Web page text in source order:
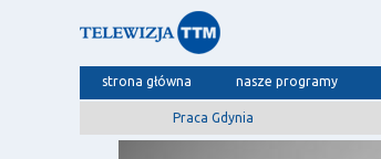
strona główna nasze programy
Praca Gdynia